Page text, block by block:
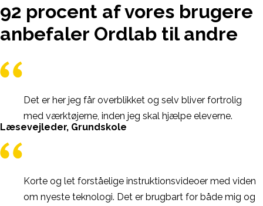
92 procent af vores brugere
anbefaler Ordlab til andre
Det er her jeg får overblikket og selv bliver fortrolig
med værktøjerne, inden jeg skal hjælpe eleverne.
Læsevejleder, Grundskole
Korte og let forståelige instruktionsvideoer med viden
om nyeste teknologi. Det er brugbart for både mig og